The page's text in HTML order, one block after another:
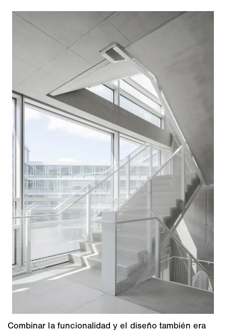
Combinar la funcionalidad y el diseño también era